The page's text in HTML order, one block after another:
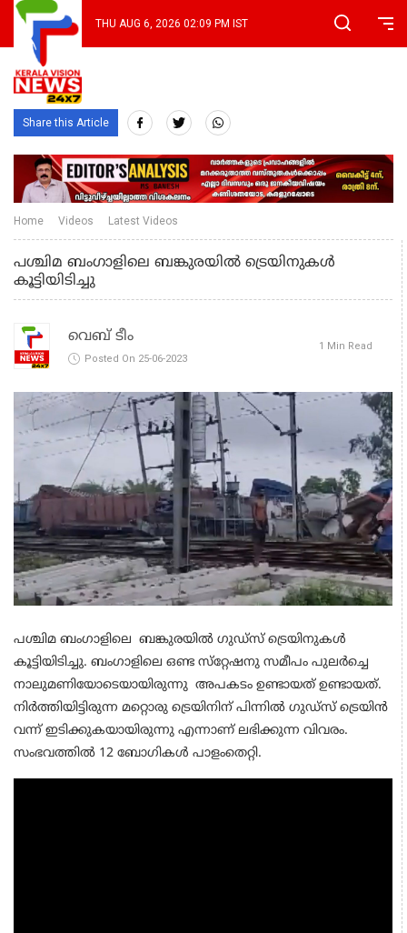
THU AUG 6, 2026 02:09 PM IST
Share this Article
Home Videos Latest Videos
പശ്ചിമ ബംഗാളിലെ ബങ്കുരയില്‍ ട്രെയിനുകള്‍
കൂട്ടിയിടിച്ചു
വെബ് ടീം
Posted On 25-06-2023
1 Min Read
പശ്ചിമ ബംഗാളിലെ ബങ്കുരയിൽ ഗുഡ്‌സ് ട്രെയിനുകൾ
കൂട്ടിയിടിച്ചു. ബംഗാളിലെ ഒണ്ട സ്‌റ്റേഷനു സമീപം പുലർച്ചെ
നാലുമണിയോടെയായിരുന്നു അപകടം ഉണ്ടായത് ഉണ്ടായത്.
നിർത്തിയിട്ടിരുന്ന മറ്റൊരു ട്രെയിനിന് പിന്നിൽ ഗുഡ്സ് ട്രെയിൻ
വന്ന് ഇടിക്കുകയായിരുന്നു എന്നാണ് ലഭിക്കുന്ന വിവരം.
സംഭവത്തിൽ 12 ബോഗികൾ പാളംതെറ്റി.